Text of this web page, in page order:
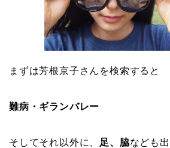
まずは芳根京子さんを検索すると
難病・ギランバレー
そしてそれ以外に、 足、脇なども